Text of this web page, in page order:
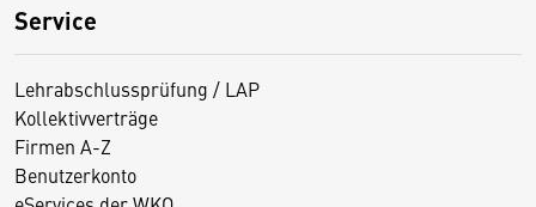
Service
Lehrabschlussprüfung / LAP
Kollektivverträge
Firmen A-Z
Benutzerkonto